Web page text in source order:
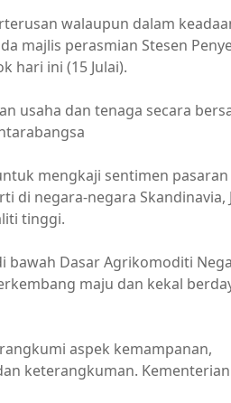
walaupun dalam
majlis perasmian Stesen
hari ini (15 Julai).
usaha dan tenaga secara
mengkaji sentimen pasaran
di negara-negara Skandinavia,
tinggi.
bawah Dasar Agrikomoditi
maju dan kekal
aspek kemampanan,
keterangkuman.